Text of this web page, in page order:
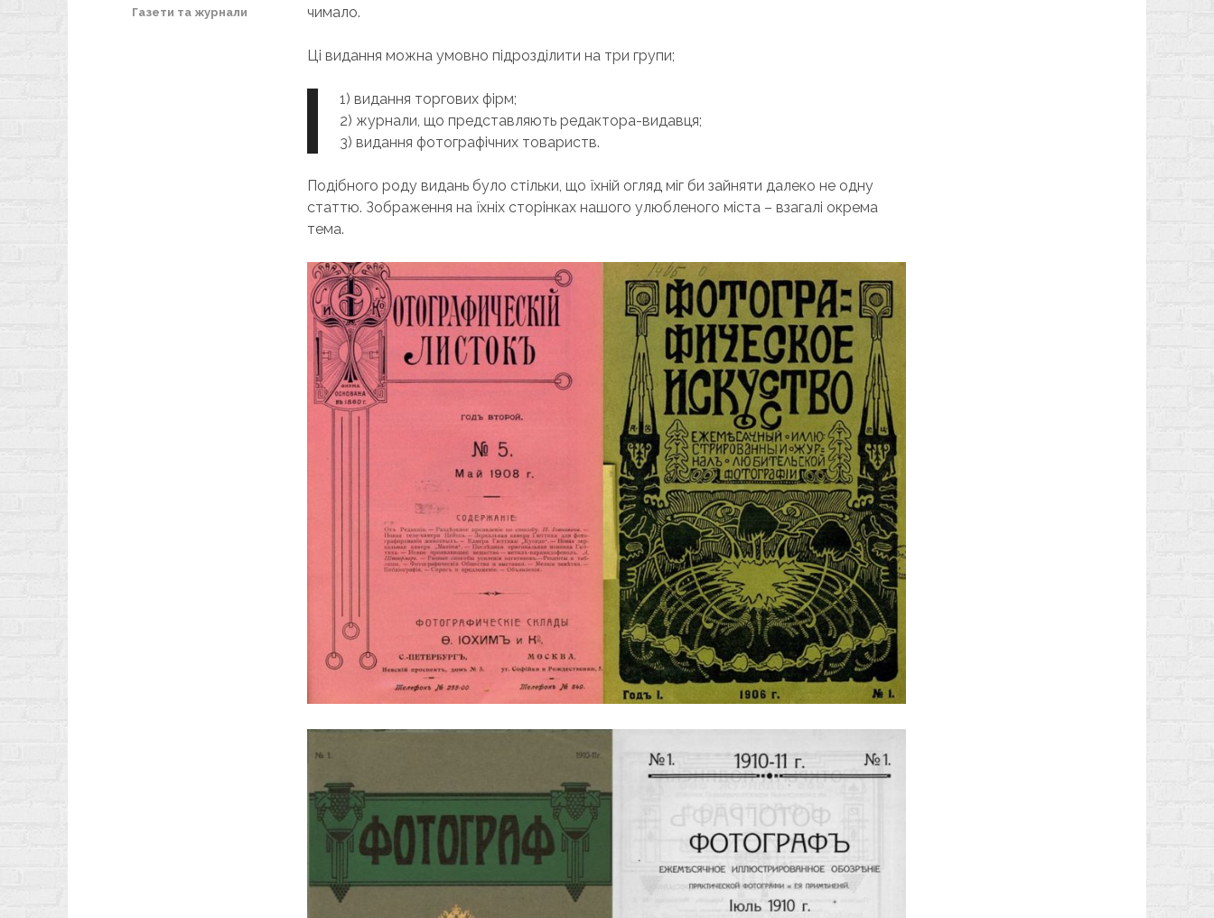
чимало.
Ці видання можна умовно підрозділити на три групи;
1) видання торгових фірм;
2) журнали, що представляють редактора-видавця;
3) видання фотографічних товариств.
Подібного роду видань було стільки, що їхній огляд міг би зайняти далеко не одну
статтю. Зображення на їхніх сторінках нашого улюбленого міста – взагалі окрема
тема.
Газети та журнали